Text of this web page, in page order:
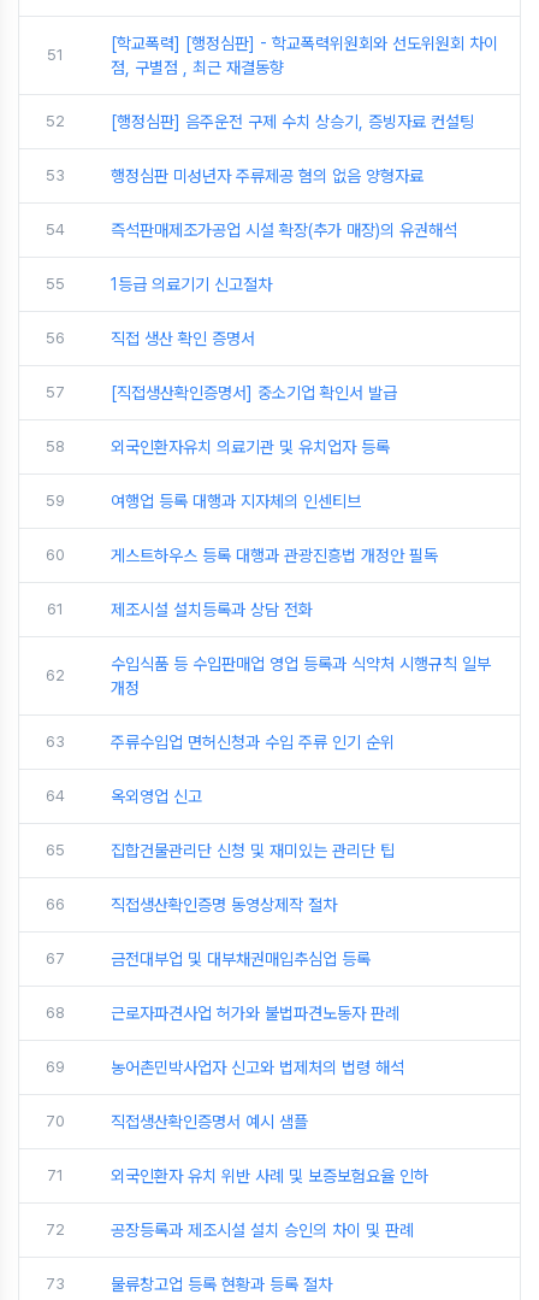
51
[학교폭력] [행정심판] - 학교폭력위원회와 선도위원회 차이
점, 구별점 , 최근 재결동향
52 [행정심판] 음주운전 구제 수치 상승기, 증빙자료 컨설팅
53 행정심판 미성년자 주류제공 혐의 없음 양형자료
54 즉석판매제조가공업 시설 확장(추가 매장)의 유권해석
55 1등급 의료기기 신고절차
56 직접 생산 확인 증명서
57 [직접생산확인증명서] 중소기업 확인서 발급
58 외국인환자유치 의료기관 및 유치업자 등록
59 여행업 등록 대행과 지자체의 인센티브
60 게스트하우스 등록 대행과 관광진흥법 개정안 필독
61 제조시설 설치등록과 상담 전화
62
수입식품 등 수입판매업 영업 등록과 식약처 시행규칙 일부
개정
63 주류수입업 면허신청과 수입 주류 인기 순위
64 옥외영업 신고
65 집합건물관리단 신청 및 재미있는 관리단 팁
66 직접생산확인증명 동영상제작 절차
67 금전대부업 및 대부채권매입추심업 등록
68 근로자파견사업 허가와 불법파견노동자 판례
69 농어촌민박사업자 신고와 법제처의 법령 해석
70 직접생산확인증명서 예시 샘플
71 외국인환자 유치 위반 사례 및 보증보험요율 인하
72 공장등록과 제조시설 설치 승인의 차이 및 판례
73 물류창고업 등록 현황과 등록 절차